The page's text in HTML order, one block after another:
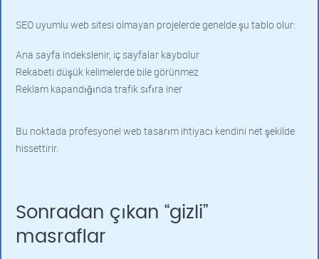
SEO uyumlu web sitesi olmayan projelerde genelde şu tablo olur:
Ana sayfa indekslenir, iç sayfalar kaybolur
Rekabeti düşük kelimelerde bile görünmez
Reklam kapandığında trafik sıfıra iner
Bu noktada profesyonel web tasarım ihtiyacı kendini net şekilde
hissettirir.
Sonradan çıkan “gizli”
masraflar